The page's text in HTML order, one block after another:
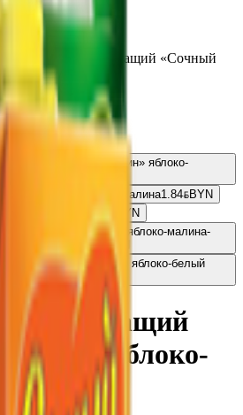
Напиток сокосодержащий «Сочный
BYN
«Сочный витамин» яблоко-
перекус» яблоко-малина1.84BYNBYN
виноград
0.99
BYN
«Сочный витамин» яблоко-малина-
рябина
3.19
BYN
«Сочный витамин» яблоко-белый
виноград2.96BYNBYN
яблоко-